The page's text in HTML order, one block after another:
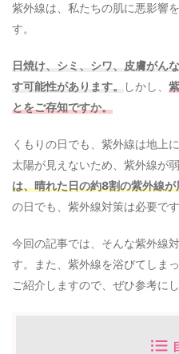
紫外線は、私たちの肌に悪影響
す。
日焼け、シミ、シワ、皮膚がん
す可能性があります。
しかし、
とをご存知ですか。
くもりの日でも、紫外線は地上
太陽が見えないため、紫外線が
は、晴れた日の約8割の紫外線
の日でも、紫外線対策は必要です
今回の記事では、そんな紫外線
す。また、紫外線を浴びてしま
ご紹介しますので、ぜひ参考に